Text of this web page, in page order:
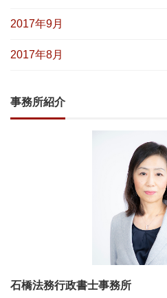
2017年9月
2017年8月
事務所紹介
石橋法務行政書士事務所